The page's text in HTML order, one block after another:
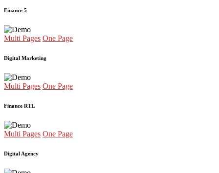
Finance 5
Multi Pages One Page
Digital Marketing
Multi Pages One Page
Finance RTL
Multi Pages One Page
Digital Agency